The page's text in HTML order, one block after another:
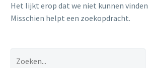
Het lijkt erop dat we niet kunnen
Misschien helpt een zoekopdracht.